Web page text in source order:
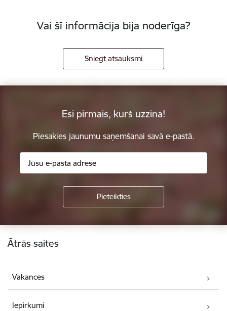
Vai šī informācija bija noderīga?
Sniegt atsauksmi
Esi pirmais, kurš uzzina!
Piesakies jaunumu saņemšanai savā e-pastā.
Kājene
Ātrās saites
Vakances
Iepirkumi